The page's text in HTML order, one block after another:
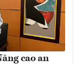
cao an